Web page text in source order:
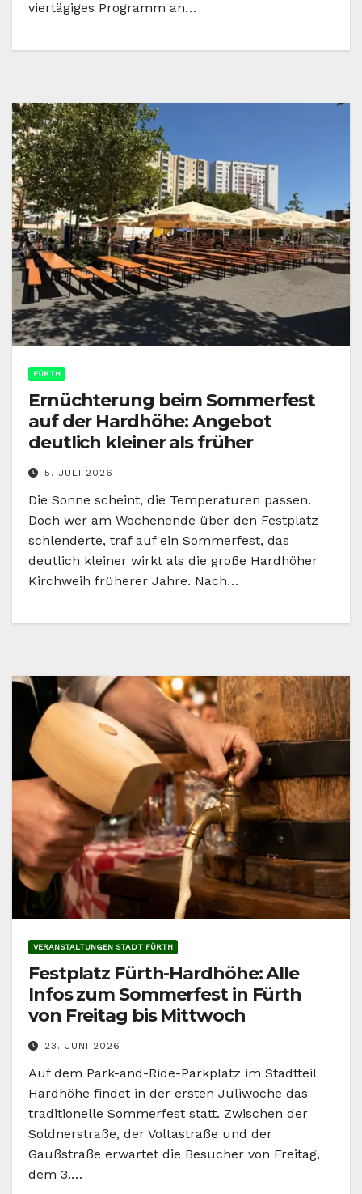
viertägiges Programm an…
FÜRTH
Ernüchterung beim Sommerfest
auf der Hardhöhe: Angebot
deutlich kleiner als früher
5. JULI 2026
Die Sonne scheint, die Temperaturen passen.
Doch wer am Wochenende über den Festplatz
schlenderte, traf auf ein Sommerfest, das
deutlich kleiner wirkt als die große Hardhöher
Kirchweih früherer Jahre. Nach…
VERANSTALTUNGEN STADT FÜRTH
Festplatz Fürth-Hardhöhe: Alle
Infos zum Sommerfest in Fürth
von Freitag bis Mittwoch
23. JUNI 2026
Auf dem Park-and-Ride-Parkplatz im Stadtteil
Hardhöhe findet in der ersten Juliwoche das
traditionelle Sommerfest statt. Zwischen der
Soldnerstraße, der Voltastraße und der
Gaußstraße erwartet die Besucher von Freitag,
dem 3.…